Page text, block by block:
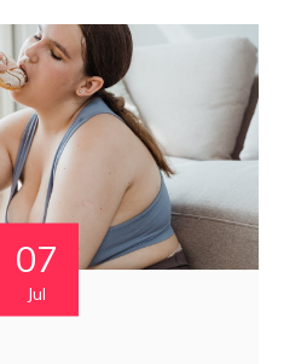
07
Jul